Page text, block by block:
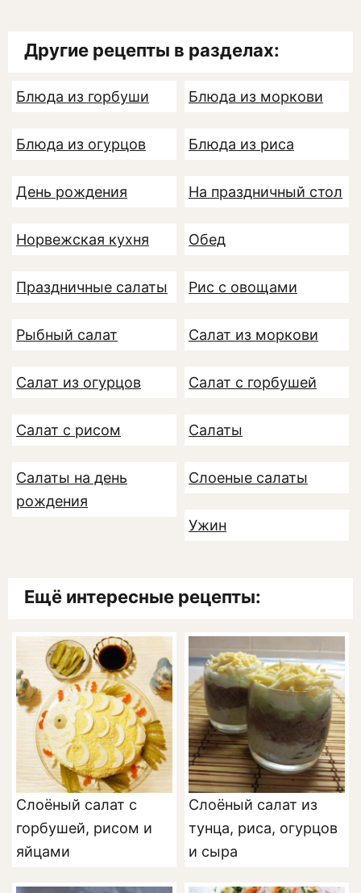
Другие рецепты в разделах:
Блюда из горбуши Блюда из моркови
Блюда из огурцов Блюда из риса
День рождения На праздничный стол
Норвежская кухня Обед
Праздничные салаты Рис с овощами
Рыбный салат Салат из моркови
Салат из огурцов Салат с горбушей
Салат с рисом Салаты
Салаты на день
рождения
Слоеные салаты
Ужин
Ещё интересные рецепты:
Слоёный салат с
горбушей, рисом и
яйцами
Слоёный салат из
тунца, риса, огурцов
и сыра